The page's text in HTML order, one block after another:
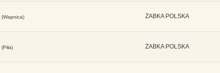
(Wapnica) ŻABKA POLSKA
(Piła) ŻABKA POLSKA